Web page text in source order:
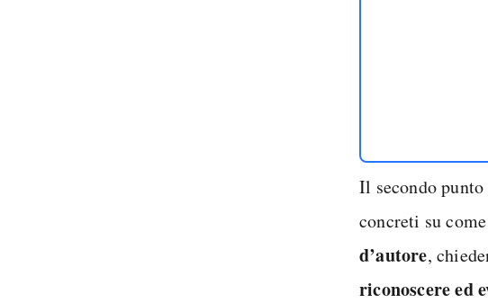
Il secondo
concreti su
d’autore,
riconoscere ed